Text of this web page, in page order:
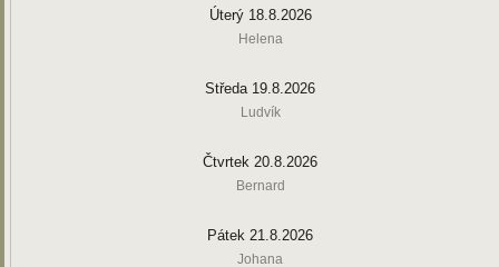
Úterý 18.8.2026
Helena
Středa 19.8.2026
Ludvík
Čtvrtek 20.8.2026
Bernard
Pátek 21.8.2026
Johana